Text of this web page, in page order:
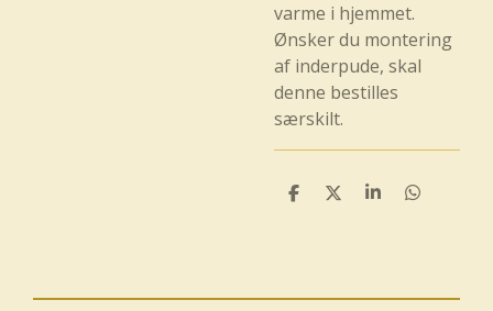
varme i hjemmet.
Ønsker du montering
af inderpude, skal
denne bestilles
særskilt.
D
D
D
D